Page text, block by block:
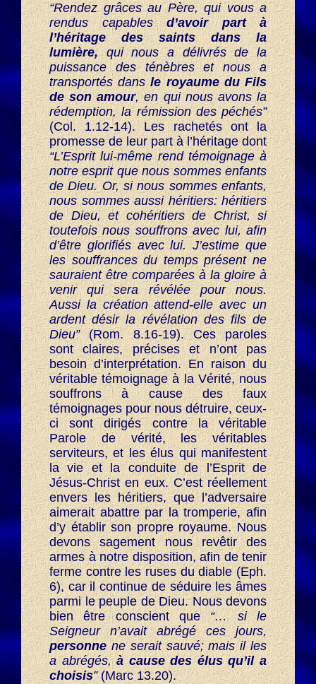
“Rendez grâces au Père, qui vous a
rendus capablesd’avoir part à
l’héritage des saints dans la
lumière,qui nous a délivrés de la
puissance des ténèbres et nous a
transportés dansle royaume du Fils
de son amour, en qui nous avons la
rédemption, la rémission des péchés”
(Col. 1.12-14). Les rachetés ont la
promesse de leur part à l’héritage dont
“L’Esprit lui-même rend témoignage à
notre esprit que nous sommes enfants
de Dieu. Or, si nous sommes enfants,
nous sommes aussi héritiers: héritiers
de Dieu, et cohéritiers de Christ, si
toutefois nous souffrons avec lui, afin
d’être glorifiés avec lui. J’estime que
les souffrances du temps présent ne
sauraient être comparées à la gloire à
venir qui sera révélée pour nous.
Aussi la création attend-elle avec un
ardent désir la révélation des fils de
Dieu”(Rom. 8.16-19). Ces paroles
sont claires, précises et n’ont pas
besoin d’interprétation. En raison du
véritable témoignage à la Vérité, nous
souffrons à cause des faux
témoignages pour nous détruire, ceux-
ci sont dirigés contre la véritable
Parole de vérité, les véritables
serviteurs, et les élus qui manifestent
la vie et la conduite de l’Esprit de
Jésus-Christ en eux. C’est réellement
envers les héritiers, que l’adversaire
aimerait abattre par la tromperie, afin
d’y établir son propre royaume. Nous
devons sagement nous revêtir des
armes à notre disposition, afin de tenir
ferme contre les ruses du diable (Eph.
6), car il continue de séduire les âmes
parmi le peuple de Dieu. Nous devons
bien être conscient que“… si le
Seigneur n’avait abrégé ces jours,
personnene serait sauvé; mais il les
a abrégés,à cause des élus qu’il a
choisis”(Marc 13.20).